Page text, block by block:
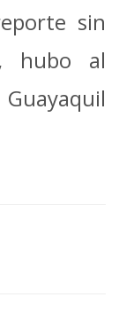
sin
hubo al